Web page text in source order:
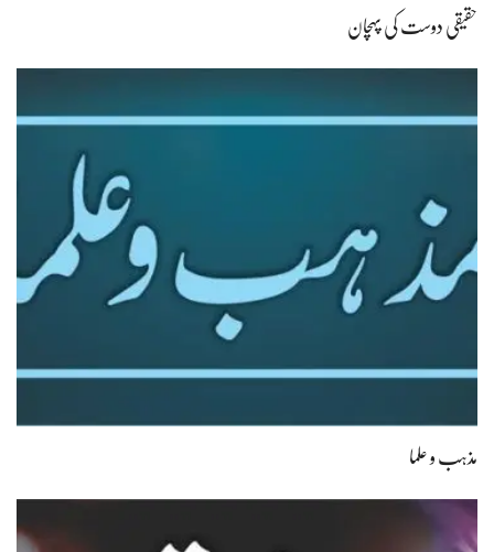
حقیقی دوست کی پہچان
مذہب و علما